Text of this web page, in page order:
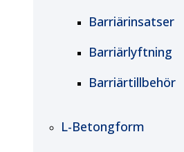
Barriärinsatser
Barriärlyftning
Barriärtillbehör
L-Betongform